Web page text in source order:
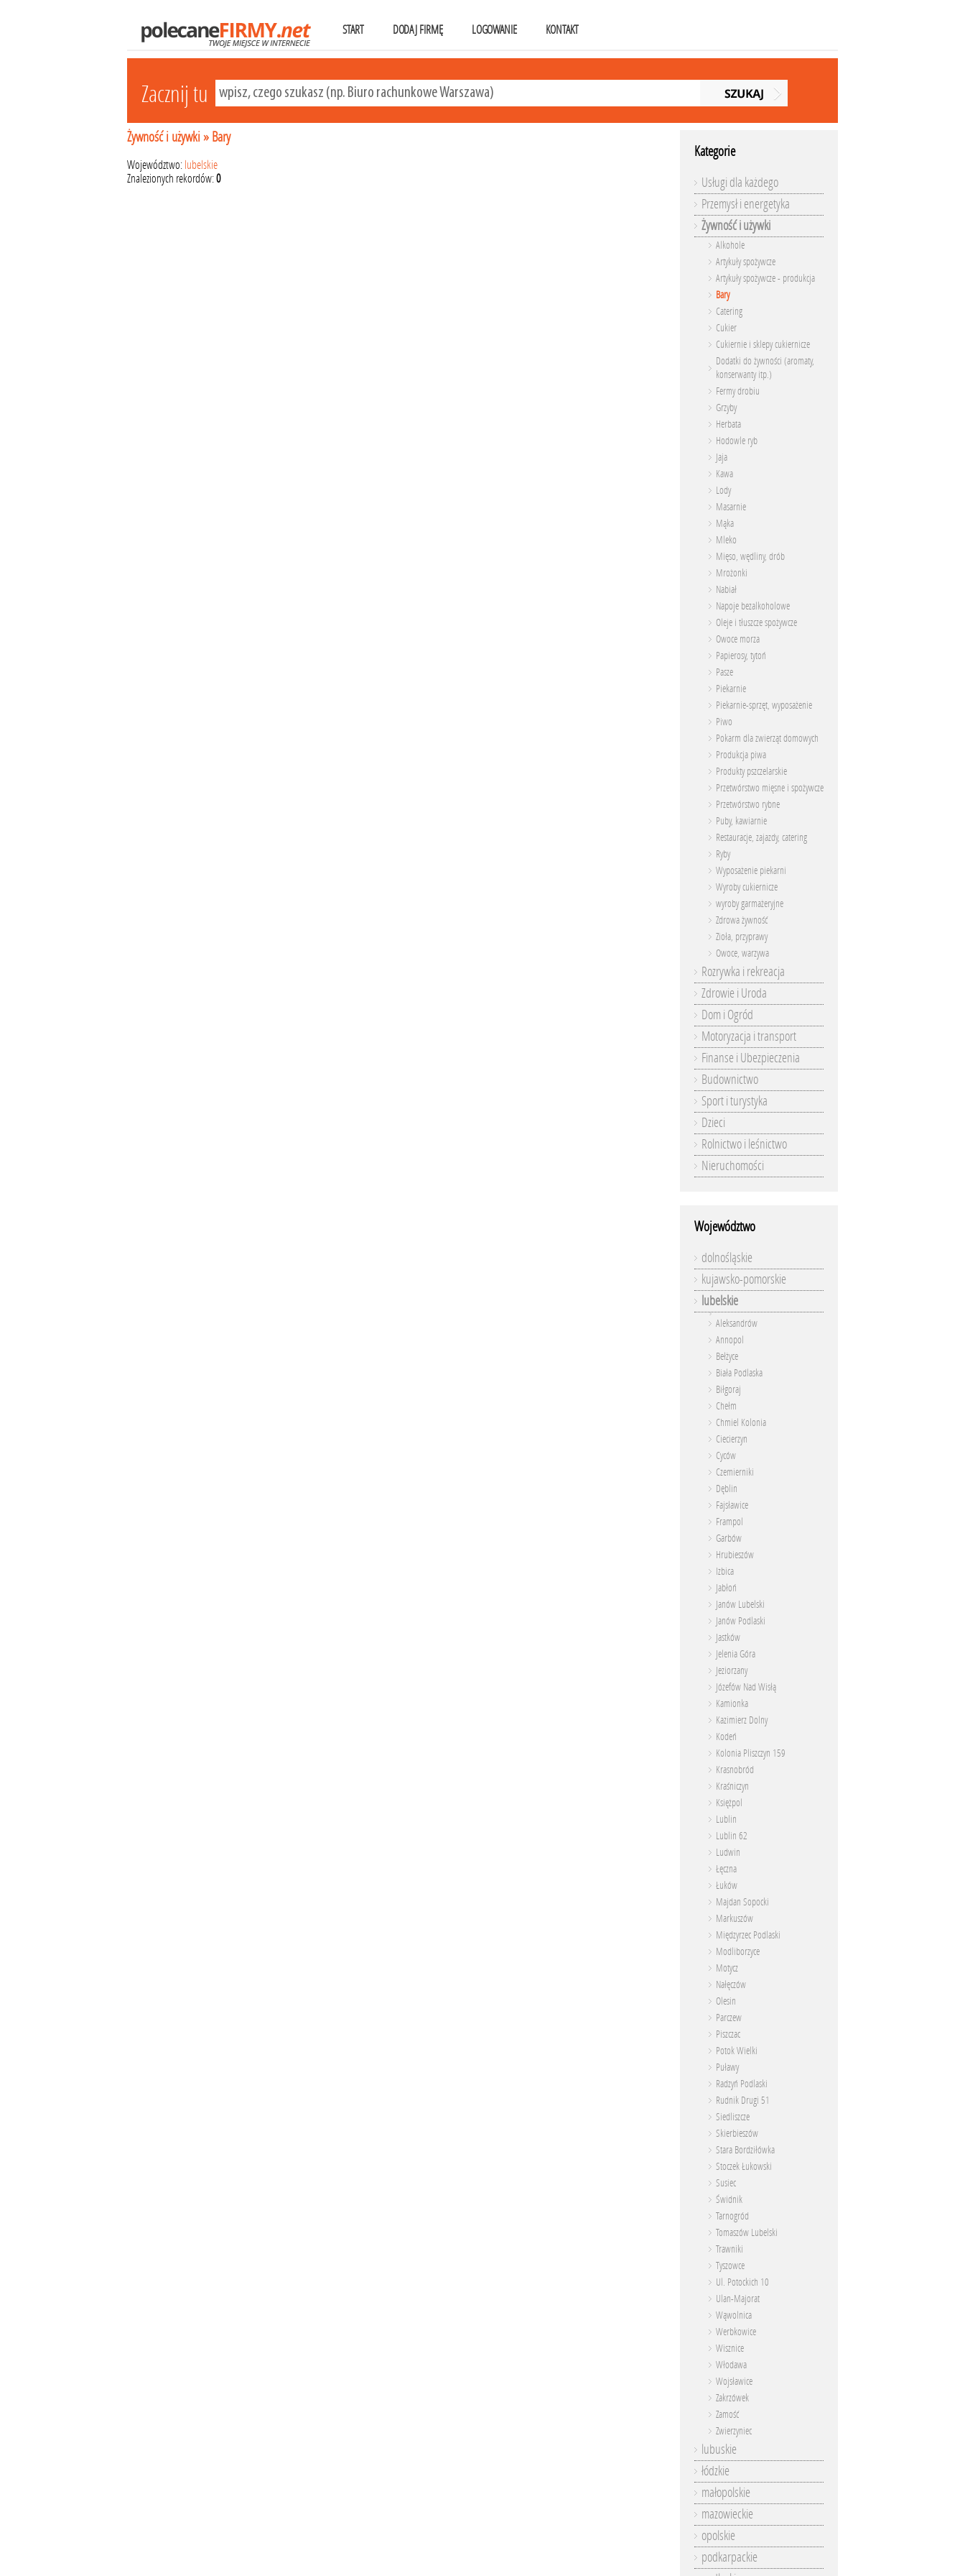
START DODAJ FIRMĘ LOGOWANIE KONTAKT
Zacznij tu
Żywność i używki » Bary
Województwo: lubelskie
Znalezionych rekordów:0
Kategorie
Usługi dla każdego
Przemysł i energetyka
Żywność i używki
Alkohole
Artykuły spożywcze
Artykuły spożywcze - produkcja
Bary
Catering
Cukier
Cukiernie i sklepy cukiernicze
Dodatki do żywności (aromaty,
konserwanty itp.)
Fermy drobiu
Grzyby
Herbata
Hodowle ryb
Jaja
Kawa
Lody
Masarnie
Mąka
Mleko
Mięso, wędliny, drób
Mrożonki
Nabiał
Napoje bezalkoholowe
Oleje i tłuszcze spożywcze
Owoce morza
Papierosy, tytoń
Pasze
Piekarnie
Piekarnie-sprzęt, wyposażenie
Piwo
Pokarm dla zwierząt domowych
Produkcja piwa
Produkty pszczelarskie
Przetwórstwo mięsne i spożywcze
Przetwórstwo rybne
Puby, kawiarnie
Restauracje, zajazdy, catering
Ryby
Wyposażenie piekarni
Wyroby cukiernicze
wyroby garmażeryjne
Zdrowa żywność
Zioła, przyprawy
Owoce, warzywa
Rozrywka i rekreacja
Zdrowie i Uroda
Dom i Ogród
Motoryzacja i transport
Finanse i Ubezpieczenia
Budownictwo
Sport i turystyka
Dzieci
Rolnictwo i leśnictwo
Nieruchomości
Województwo
dolnośląskie
kujawsko-pomorskie
lubelskie
Aleksandrów
Annopol
Bełżyce
Biała Podlaska
Biłgoraj
Chełm
Chmiel Kolonia
Ciecierzyn
Cyców
Czemierniki
Dęblin
Fajsławice
Frampol
Garbów
Hrubieszów
Izbica
Jabłoń
Janów Lubelski
Janów Podlaski
Jastków
Jelenia Góra
Jeziorzany
Józefów Nad Wisłą
Kamionka
Kazimierz Dolny
Kodeń
Kolonia Pliszczyn 159
Krasnobród
Kraśniczyn
Księżpol
Lublin
Lublin 62
Ludwin
Łęczna
Łuków
Majdan Sopocki
Markuszów
Międzyrzec Podlaski
Modliborzyce
Motycz
Nałęczów
Olesin
Parczew
Piszczac
Potok Wielki
Puławy
Radzyń Podlaski
Rudnik Drugi 51
Siedliszcze
Skierbieszów
Stara Bordziłówka
Stoczek Łukowski
Susiec
Świdnik
Tarnogród
Tomaszów Lubelski
Trawniki
Tyszowce
Ul. Potockich 10
Ulan-Majorat
Wąwolnica
Werbkowice
Wisznice
Włodawa
Wojsławice
Zakrzówek
Zamość
Zwierzyniec
lubuskie
łódzkie
małopolskie
mazowieckie
opolskie
podkarpackie